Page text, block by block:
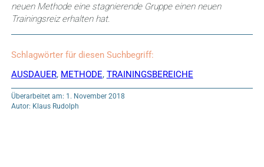
neuen Methode eine stagnierende Gruppe einen neuen
Trainingsreiz erhalten hat.
Schlagwörter für diesen Suchbegriff:
AUSDAUER, METHODE, TRAININGSBEREICHE
Überarbeitet am: 1. November 2018
Autor: Klaus Rudolph